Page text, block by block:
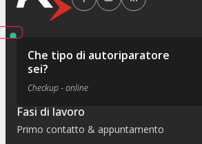
Che tipo di autoriparatore
sei?
Checkup - online
Fasi di lavoro
Primo contatto & appuntamento